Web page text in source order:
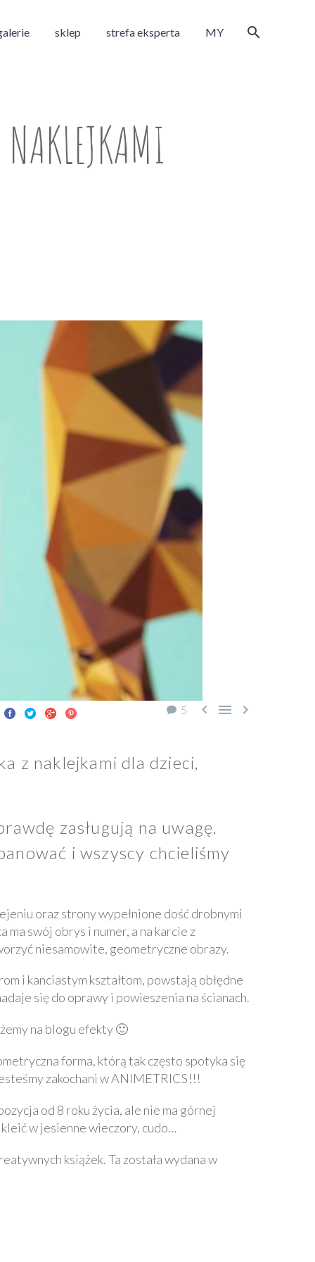
sklep strefa eksperta MY
5   
z naklejkami dla dzieci,
zasługują na uwagę.
i wszyscy chcieliśmy
oraz strony wypełnione dość drobnymi
swój obrys i numer, a na karcie z
niesamowite, geometryczne obrazy.
i kanciastym kształtom, powstają obłędne
się do oprawy i powieszenia na ścianach.
na blogu efekty 🙂
forma, którą tak często spotyka się
zakochani w ANIMETRICS!!!
od 8 roku życia, ale nie ma górnej
w jesienne wieczory, cudo…
książek. Ta została wydana w